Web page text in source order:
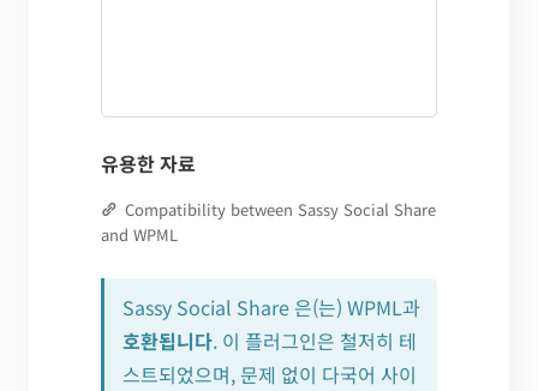
유용한 자료
Compatibility between Sassy Social Share
and WPML
Sassy Social Share 은(는) WPML과
호환됩니다. 이 플러그인은 철저히 테
스트되었으며, 문제 없이 다국어 사이